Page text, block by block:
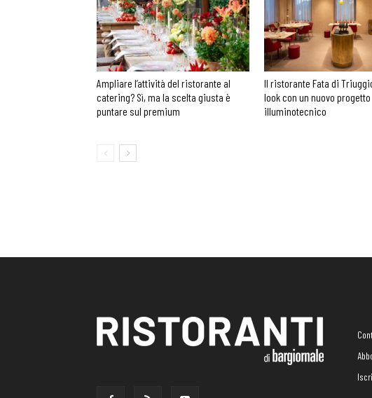
Ampliare l’attività del ristorante al
catering? Sì, ma la scelta giusta è
puntare sul premium
Il ristorante Fata di
look con un nuovo progetto
illuminotecnico